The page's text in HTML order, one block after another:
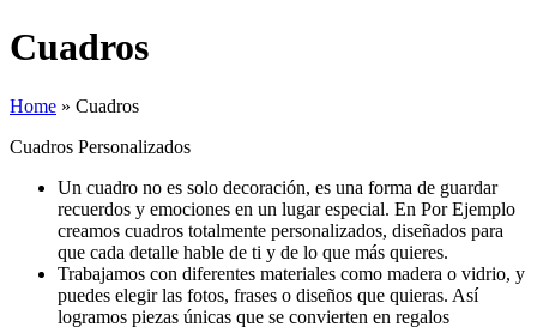
Cuadros
Home » Cuadros
Cuadros Personalizados
Un cuadro no es solo decoración, es una forma de guardar
recuerdos y emociones en un lugar especial. En Por Ejemplo
creamos cuadros totalmente personalizados, diseñados para
que cada detalle hable de ti y de lo que más quieres.
Trabajamos con diferentes materiales como madera o vidrio, y
puedes elegir las fotos, frases o diseños que quieras. Así
logramos piezas únicas que se convierten en regalos